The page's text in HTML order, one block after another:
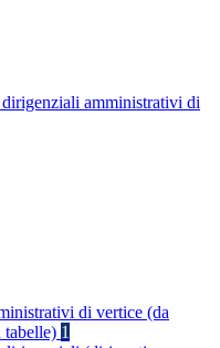
amministrativi di
di vertice (da
tabelle) 1